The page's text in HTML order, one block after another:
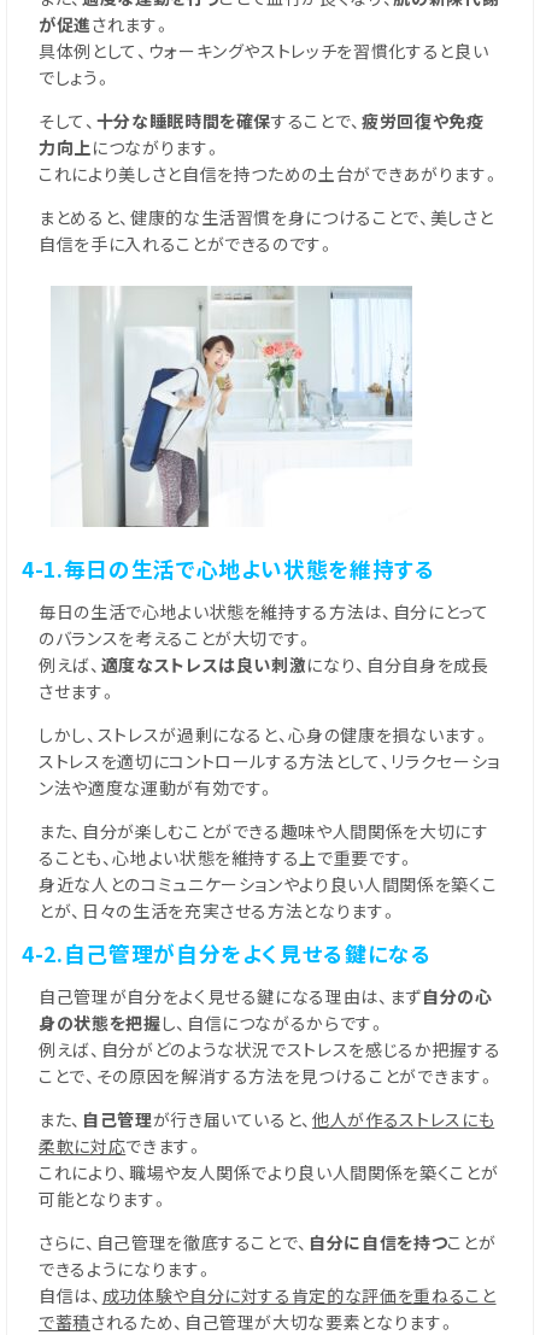
が促進されます。
具体例として、ウォーキングやストレッチを習慣化すると良い
でしょう。
そして、 十分な睡眠時間を確保することで、疲労回復や免疫
力向上につながります。
これにより美しさと自信を持つための土台ができあがります。
まとめると、健康的な生活習慣を身につけることで、美しさと
自信を手に入れることができるのです。
4-1.毎日の生活で心地よい状態を維持する
毎日の生活で心地よい状態を維持する方法は、自分にとって
のバランスを考えることが大切です。
例えば、 適度なストレスは良い刺激になり、自分自身を成長
させます。
しかし、ストレスが過剰になると、心身の健康を損ないます。
ストレスを適切にコントロールする方法として、リラクセーショ
ン法や適度な運動が有効です。
また、自分が楽しむことができる趣味や人間関係を大切にす
ることも、心地よい状態を維持する上で重要です。
身近な人とのコミュニケーションやより良い人間関係を築くこ
とが、日々の生活を充実させる方法となります。
4-2.自己管理が自分をよく見せる鍵になる
自己管理が自分をよく見せる鍵になる理由は、まず自分の心
身の状態を把握し、自信につながるからです。
例えば、自分がどのような状況でストレスを感じるか把握する
ことで、その原因を解消する方法を見つけることができます。
また、 自己管理が行き届いていると、他人が作るストレスにも
柔軟に対応できます。
これにより、職場や友人関係でより良い人間関係を築くことが
可能となります。
さらに、自己管理を徹底することで、 自分に自信を持つことが
できるようになります。
自信は、 成功体験や自分に対する肯定的な評価を重ねること
で蓄積されるため、自己管理が大切な要素となります。